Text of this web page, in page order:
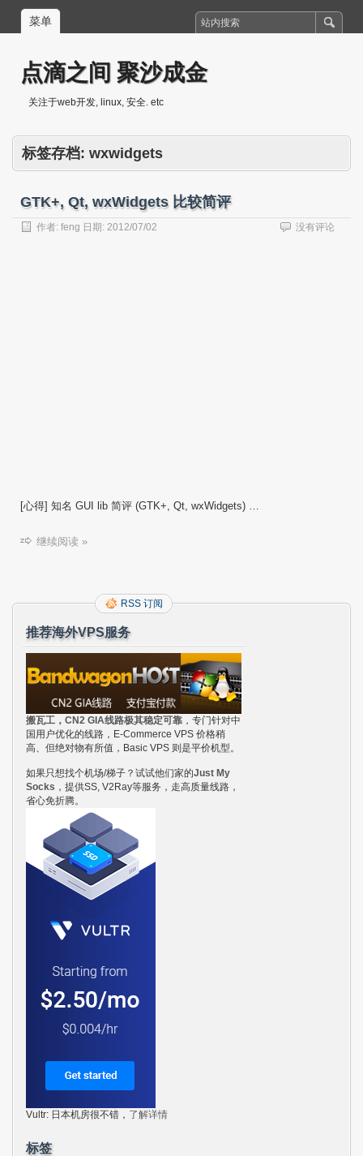
菜单
点滴之间 聚沙成金
关注于web开发, linux, 安全. etc
标签存档: wxwidgets
GTK+, Qt, wxWidgets 比较简评
作者: feng 日期: 2012/07/02 没有评论
[心得] 知名 GUI lib 简评 (GTK+, Qt, wxWidgets) …
继续阅读 »
RSS 订阅
推荐海外VPS服务
搬瓦工，CN2 GIA线路极其稳定可靠 ，专门针对中
国用户优化的线路，E-Commerce VPS 价格稍
高、但绝对物有所值，Basic VPS 则是平价机型。
如果只想找个机场/梯子？试试他们家的Just My
Socks ，提供SS, V2Ray等服务，走高质量线路，
省心免折腾。
Vultr: 日本机房很不错， 了解详情
标签